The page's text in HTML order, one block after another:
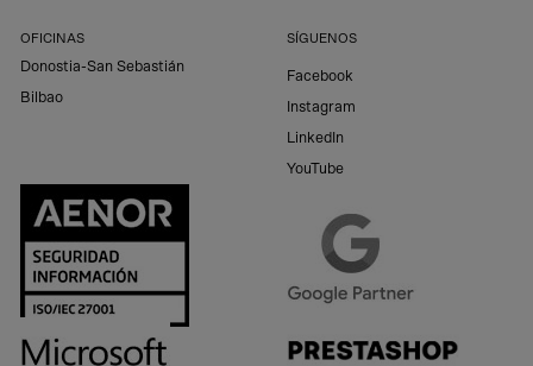
OFICINAS
Donostia-San Sebastián
Bilbao
SÍGUENOS
Facebook
Instagram
LinkedIn
YouTube